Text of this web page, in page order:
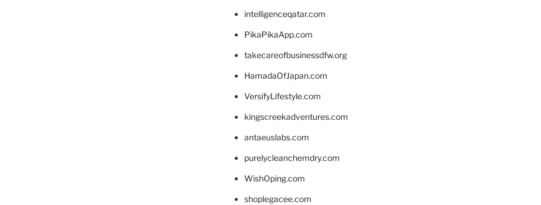
intelligenceqatar.com
PikaPikaApp.com
takecareofbusinessdfw.org
HamadaOfJapan.com
VersifyLifestyle.com
kingscreekadventures.com
antaeuslabs.com
purelycleanchemdry.com
WishOping.com
shoplegacee.com